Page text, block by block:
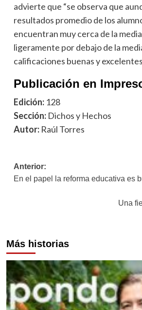
advierte que “se observa que
resultados promedio de los
encuentran muy cerca de la
ligeramente por debajo de la
calificaciones buenas y
Publicación en
Edición:128
Sección:Dichos y Hechos
Autor:Raúl Torres
Navegación
de
Anterior:
En el papel la reforma educativa es
Una
Más historias